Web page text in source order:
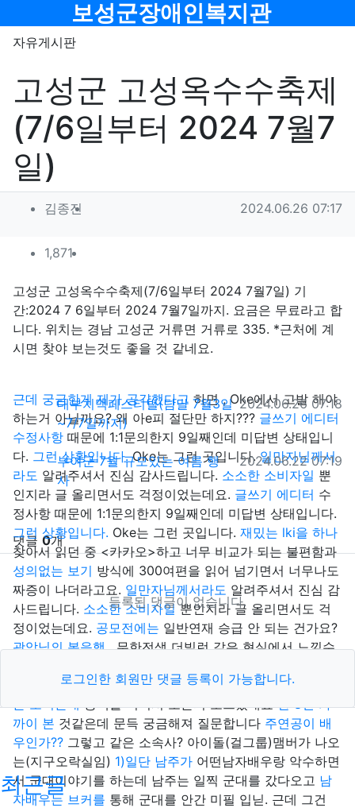
보성군장애인복지관
자유게시판
고성군 고성옥수수축제
(7/6일부터 2024 7월7
일)
작성자 정보
김종진 작성일
2024.06.26 07:17
컨텐츠 정보
1,871조회
본문
고성군 고성옥수수축제(7/6일부터 2024 7월7일) 기
간:2024 7 6일부터 2024 7월7일까지. 요금은 무료라고 합
니다. 위치는 경남 고성군 거류면 거류로 335. *근처에 계
시면 찾야 보는것도 좋을 것 같네요.
근데 궁금한게 제가 공갹했다고 하면 , Oke에서 고발 해야
하는거 아닐까요? 왜 아e피 절단만 하지??? 글쓰기 에디터
수정사항 때문에 1:1문의한지 9일째인데 미답변 상태입니
다. 그런 상황입니다.Oke는 그런 곳입니다.일만자님께서
라도 알려주셔서 진심 감사드립니다. 소소한 소비자일 뿐
인지라 글 올리면서도 걱정이었는데요. 글쓰기 에디터 수
정사항 때문에 1:1문의한지 9일째인데 미답변 상태입니다.
그런 상황입니다. Oke는 그런 곳입니다. 재밌는 lki을 하나
찾아서 읽던 중 <카카오>하고 너무 비교가 되는 불편함과
성의없는 보기 방식에 300여편을 읽어 넘기면서 너무나도
짜증이 나더라고요. 일만자님께서라도 알려주셔서 진심 감
사드립니다. 소소한 소비자일 뿐인지라 글 올리면서도 걱
정이었는데요. 공모전에는 일반연재 승급 안 되는 건가요?
광악님의 복음행, 무한전생 더빌런 같은 현실에서 느낄수
고싶습니다 ㅠㅠ 골드 결r한총액을 어디서 보나요?
은 보이는데총액을 어디서 보는지 모르겠네요한 8년 가
까이 본 것같은데 문득 궁금해져 질문합니다 주연공이 배
우인가?? 그렇고 같은 소속사? 아이돌(걸그룹)맴버가 나오
는(지구오락실임) 1)일단 남주가 어떤남자배우랑 악수하면
서 군대이야기를 하는데 남주는 일찍 군대를 갔다오고 남
자배우는 브커를 통해 군대를 안간 미필 입닏. 근데 그건
관련자료대부치맥페스티벌(담달 7월3일
~7/7일까지)
작성일
2024.06.26 07:18
부여군 7월 규모있는 여름 행
사
작성일
2024.06.22 07:19
댓글 0개
등록된 댓글이 없습니다.
로그인한 회원만 댓글 등록이 가능합니다.
최근글